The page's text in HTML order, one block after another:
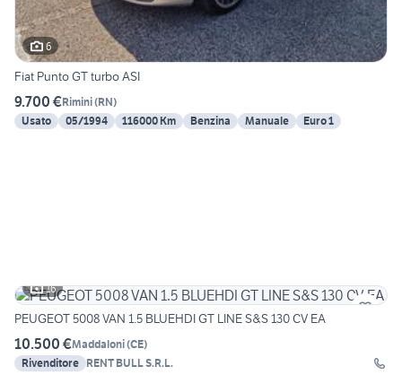
6
Fiat Punto GT turbo ASI
9.700 €Rimini(RN)
Usato
05/1994 116000 Km Benzina Manuale Euro 1
16
PEUGEOT 5008 VAN 1.5 BLUEHDI GT LINE S&S 130 CV EA
10.500 €Maddaloni(CE)
Rivenditore RENT BULL S.R.L.